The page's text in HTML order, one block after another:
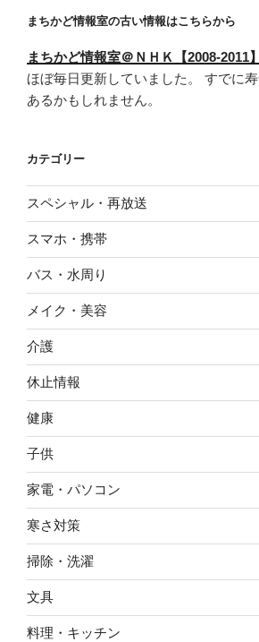
まちかど情報室の古い情報はこちらから
まちかど情報室＠ＮＨＫ【2008-2011】
ほぼ毎日更新していました。 すでに
あるかもしれません。
カテゴリー
スペシャル・再放送
スマホ・携帯
バス・水周り
メイク・美容
介護
休止情報
健康
子供
家電・パソコン
寒さ対策
掃除・洗濯
文具
料理・キッチン